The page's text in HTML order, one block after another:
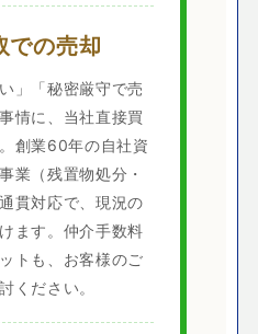
での売却
」「秘密厳守で売
情に、当社直接買
創業60年の自社資
業（残置物処分・
貫対応で、現況の
ます。仲介手数料
トも、お客様のご
ください。